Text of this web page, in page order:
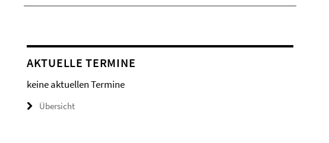
AKTUELLE TERMINE
keine aktuellen Termine
Übersicht